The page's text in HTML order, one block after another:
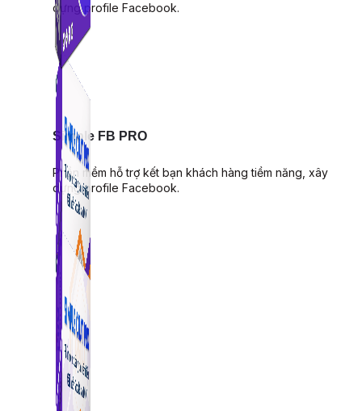
dựng profile Facebook.
Simple FB PRO
Phần mềm hỗ trợ kết bạn khách hàng tiềm năng, xây
dựng profile Facebook.